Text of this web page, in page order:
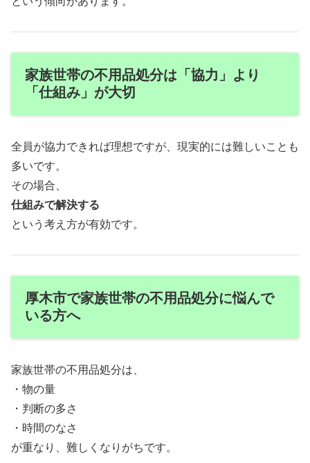
家族世帯の不用品処分は「協力」より
「仕組み」が大切
全員が協力できれば理想ですが、現実的には難しいことも
多いです。
その場合、
仕組みで解決する
という考え方が有効です。
厚木市で家族世帯の不用品処分に悩んで
いる方へ
家族世帯の不用品処分は、
・物の量
・判断の多さ
・時間のなさ
が重なり、難しくなりがちです。